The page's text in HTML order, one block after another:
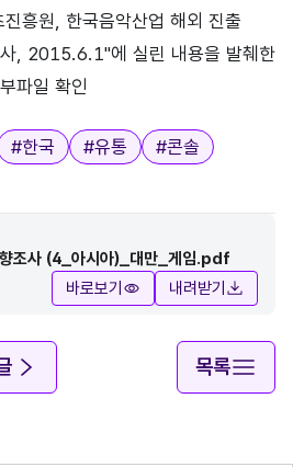
흥원, 한국음악산업 해외 진출
, 2015.6.1"에 실린 내용을 발췌한
파일 확인
#한국 #유통 #콘솔
조사 (4_아시아)_대만_게임.pdf
바로보기
내려받기
목록